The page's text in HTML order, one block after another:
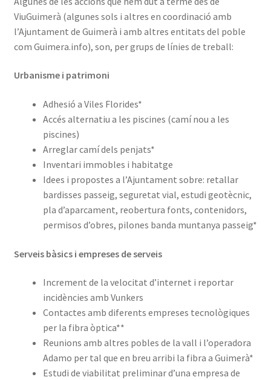
ViuGuimerà (algunes sols i altres en coordinació amb
l’Ajuntament de Guimerà i amb altres entitats del poble
com Guimera.info), son, per grups de línies de treball:
Urbanisme i patrimoni
Adhesió a Viles Florides*
Accés alternatiu a les piscines (camí nou a les
piscines)
Arreglar camí dels penjats*
Inventari immobles i habitatge
Idees i propostes a l’Ajuntament sobre: retallar
bardisses passeig, seguretat vial, estudi geotècnic,
pla d’aparcament, reobertura fonts, contenidors,
permisos d’obres, pilones banda muntanya passeig*
Serveis bàsics i empreses de serveis
Increment de la velocitat d’internet i reportar
incidències amb Vunkers
Contactes amb diferents empreses tecnològiques
per la fibra òptica**
Reunions amb altres pobles de la vall i l’operadora
Adamo per tal que en breu arribi la fibra a Guimerà*
Estudi de viabilitat preliminar d’una empresa de